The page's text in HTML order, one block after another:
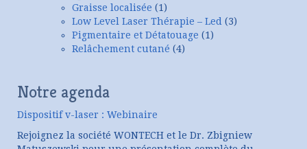
Graisse localisée (1)
Low Level Laser Thérapie – Led (3)
Pigmentaire et Détatouage (1)
Relâchement cutané (4)
Notre agenda
Dispositif v-laser : Webinaire
Rejoignez la société WONTECH et le Dr. Zbigniew